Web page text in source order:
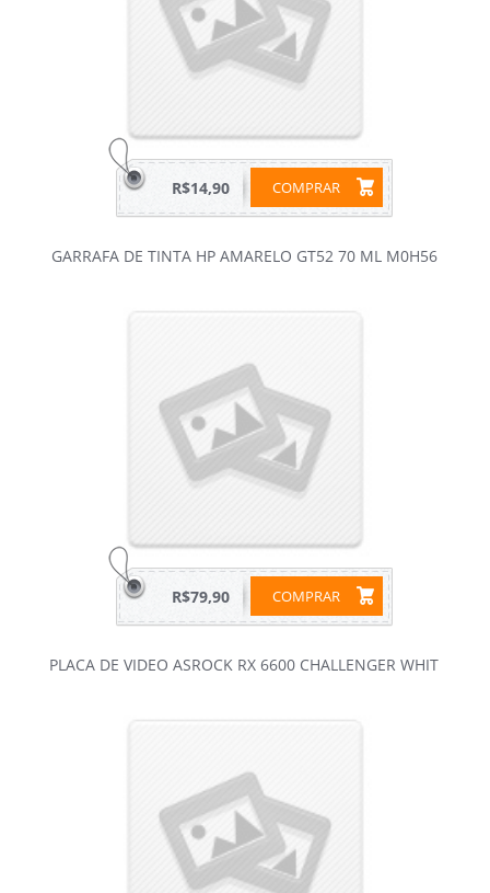
COMPRAR
R$14,90
GARRAFA DE TINTA HP AMARELO GT52 70 ML M0H56
COMPRAR
R$79,90
PLACA DE VIDEO ASROCK RX 6600 CHALLENGER WHIT